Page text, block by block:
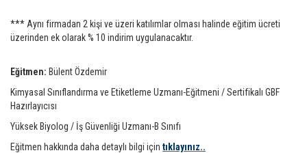
*** Aynı firmadan 2 kişi ve üzeri katılımlar olması halinde eğitim ücreti
üzerinden ek olarak % 10 indirim uygulanacaktır.
Eğitmen: Bülent Özdemir
Kimyasal Sınıflandırma ve Etiketleme Uzmanı-Eğitmeni / Sertifikalı GBF
Hazırlayıcısı
Yüksek Biyolog / İş Güvenliği Uzmanı-B Sınıfı
Eğitmen hakkında daha detaylı bilgi için tıklayınız..